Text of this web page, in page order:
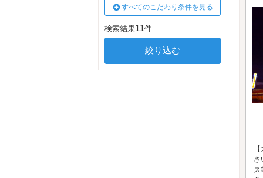
さ
ス
すべてのこだわり条件を見る
検索結果11件